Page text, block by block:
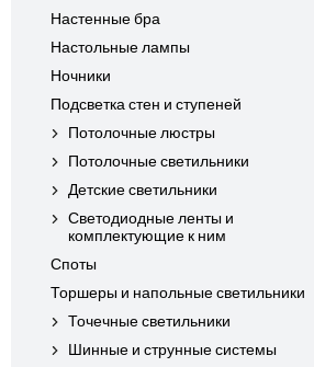
Настенные бра
Настольные лампы
Ночники
Подсветка стен и ступеней
Потолочные люстры
Потолочные светильники
Детские светильники
Светодиодные ленты и
комплектующие к ним
Споты
Торшеры и напольные светильники
Точечные светильники
Шинные и струнные системы